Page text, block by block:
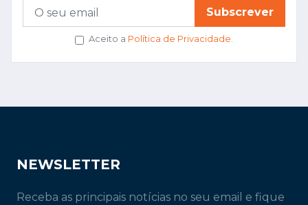
Subscrever
Aceito a Política de Privacidade.
NEWSLETTER
Receba as principais notícias no seu email e fique